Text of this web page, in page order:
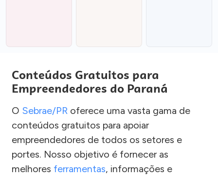
Conteúdos Gratuitos para
Empreendedores do Paraná
O Sebrae/PR oferece uma vasta gama de
conteúdos gratuitos para apoiar
empreendedores de todos os setores e
portes. Nosso objetivo é fornecer as
melhores ferramentas, informações e